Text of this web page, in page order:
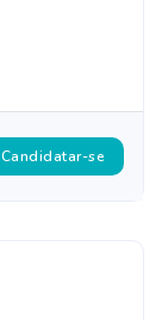
Candidatar-se